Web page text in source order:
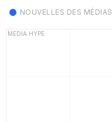
NOUVELLES DES MÉDIAS